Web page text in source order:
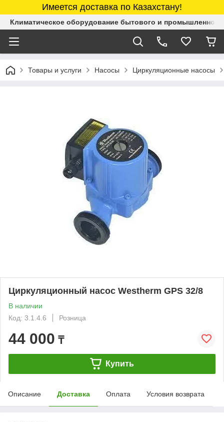
Имеется доставка по Казахстану!
Климатическое оборудование бытового и промышленного
Товары и услуги Насосы Циркуляционные насосы
Циркуляционный насос Westherm GPS 32/8
В наличии
Код: 3.1.4.6
Розница
44 000 ₸
Купить
Описание Доставка Оплата Условия возврата